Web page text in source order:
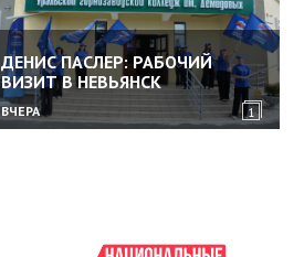
ДЕНИС ПАСЛЕР: РАБОЧИЙ
ВИЗИТ В НЕВЬЯНСК
ВЧЕРА 1